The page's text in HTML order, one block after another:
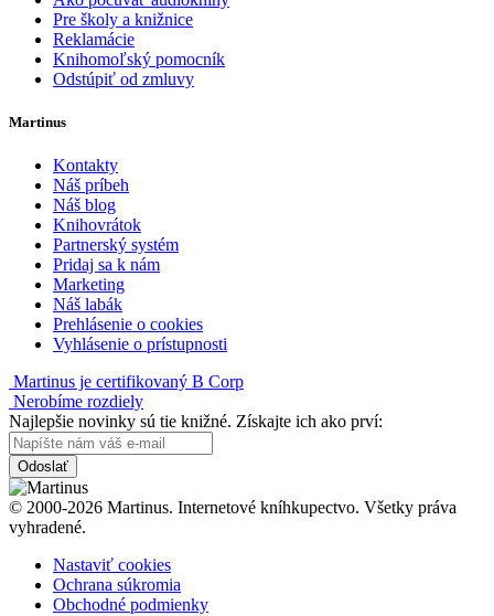
Pre školy a knižnice
Reklamácie
Knihomoľský pomocník
Odstúpiť od zmluvy
Martinus
Kontakty
Náš príbeh
Náš blog
Knihovrátok
Partnerský systém
Pridaj sa k nám
Marketing
Náš labák
Prehlásenie o cookies
Vyhlásenie o prístupnosti
Martinus je certifikovaný B Corp
Nerobíme rozdiely
Najlepšie novinky sú tie knižné. Získajte ich ako prví:
Odoslať
© 2000-2026 Martinus. Internetové kníhkupectvo. Všetky práva
vyhradené.
Nastaviť cookies
Ochrana súkromia
Obchodné podmienky